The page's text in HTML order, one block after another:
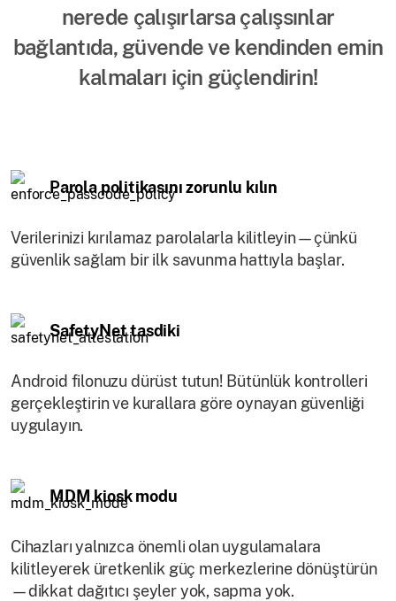
nerede çalışırlarsa çalışsınlar
bağlantıda, güvende ve kendinden emin
kalmaları için güçlendirin!
Parola politikasını zorunlu kılın
Verilerinizi kırılamaz parolalarla kilitleyin—çünkü
güvenlik sağlam bir ilk savunma hattıyla başlar.
SafetyNet tasdiki
Android filonuzu dürüst tutun! Bütünlük kontrolleri
gerçekleştirin ve kurallara göre oynayan güvenliği
uygulayın.
MDM kiosk modu
Cihazları yalnızca önemli olan uygulamalara
kilitleyerek üretkenlik güç merkezlerine dönüştürün
—dikkat dağıtıcı şeyler yok, sapma yok.